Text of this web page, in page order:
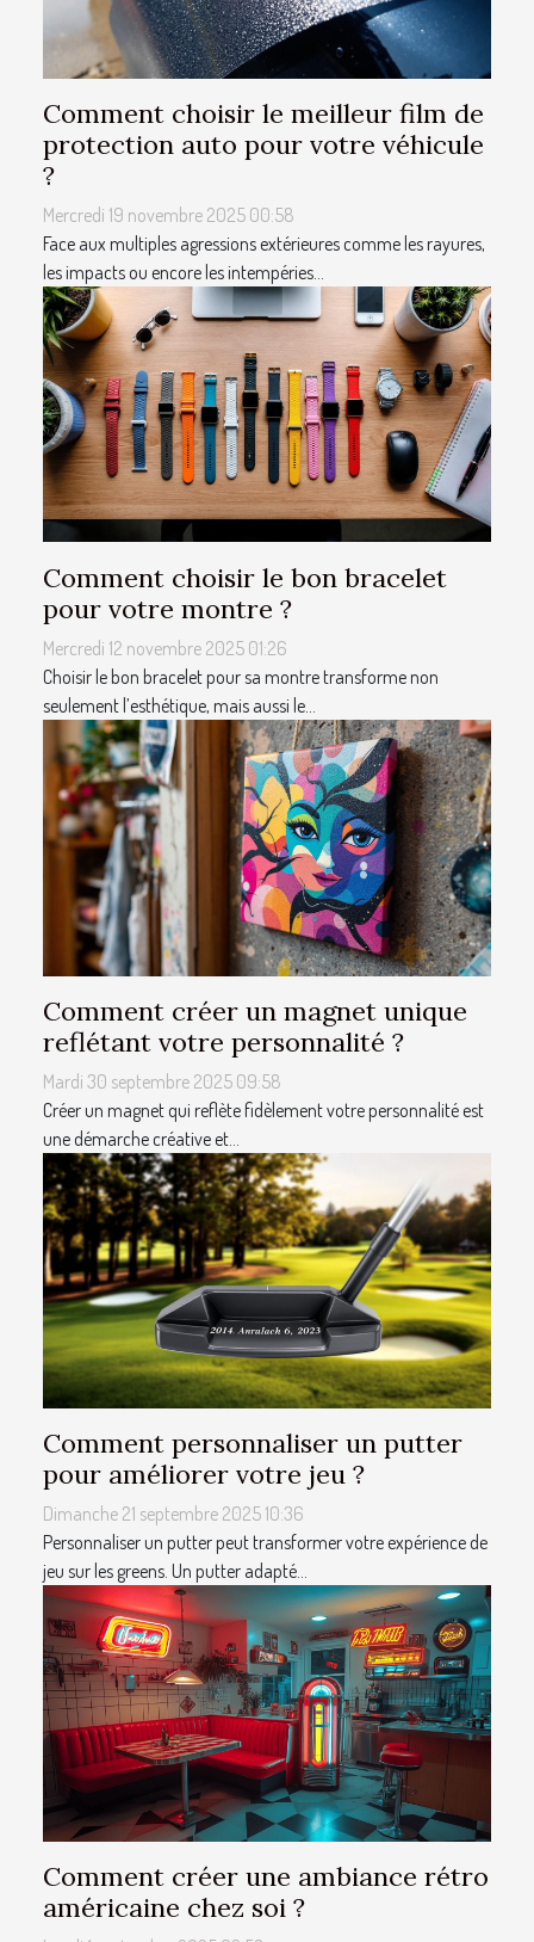
Comment choisir le meilleur film de
protection auto pour votre véhicule
?
Mercredi 19 novembre 2025 00:58
Face aux multiples agressions extérieures comme les rayures,
les impacts ou encore les intempéries...
Comment choisir le bon bracelet
pour votre montre ?
Mercredi 12 novembre 2025 01:26
Choisir le bon bracelet pour sa montre transforme non
seulement l’esthétique, mais aussi le...
Comment créer un magnet unique
reflétant votre personnalité ?
Mardi 30 septembre 2025 09:58
Créer un magnet qui reflète fidèlement votre personnalité est
une démarche créative et...
Comment personnaliser un putter
pour améliorer votre jeu ?
Dimanche 21 septembre 2025 10:36
Personnaliser un putter peut transformer votre expérience de
jeu sur les greens. Un putter adapté...
Comment créer une ambiance rétro
américaine chez soi ?